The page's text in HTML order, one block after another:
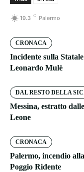
19.3 C Palermo
CRONACA
Incidente sulla
Leonardo Mulè
DAL RESTO DELLA
Messina, estratto
Leone
CRONACA
Palermo, incendio
Poggio Ridente